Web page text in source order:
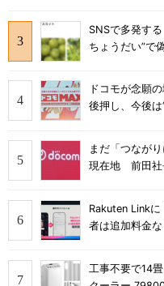
SNSで多発す
ちょうだい”で
ドコモが念願
後押し、今後
まだ「つなが
現在地 前田社
Rakuten Link
者は追加料金
工事不要で14